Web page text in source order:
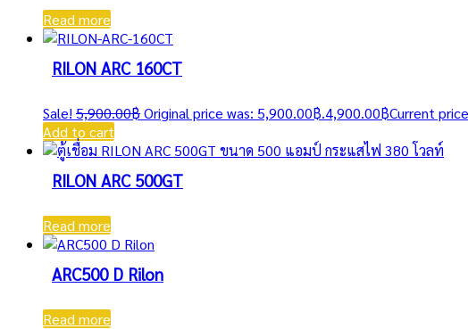
Read more
RILON ARC 160CT
Sale! 5,900.00฿Original price was: 5,900.00฿.4,900.00฿Current
Add to cart
RILON ARC 500GT
Read more
ARC500 D Rilon
Read more